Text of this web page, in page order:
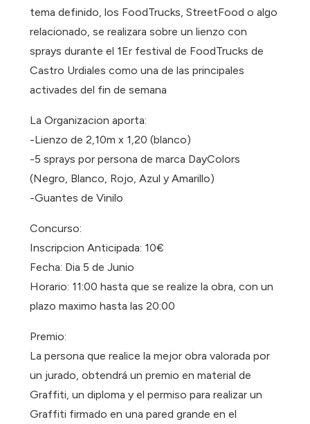
tema definido, los FoodTrucks, StreetFood o algo
relacionado, se realizara sobre un lienzo con
sprays durante el 1Er festival de FoodTrucks de
Castro Urdiales como una de las principales
activades del fin de semana
La Organizacion aporta:
-Lienzo de 2,10m x 1,20 (blanco)
-5 sprays por persona de marca DayColors
(Negro, Blanco, Rojo, Azul y Amarillo)
-Guantes de Vinilo
Concurso:
Inscripcion Anticipada: 10€
Fecha: Dia 5 de Junio
Horario: 11:00 hasta que se realize la obra, con un
plazo maximo hasta las 20:00
Premio:
La persona que realice la mejor obra valorada por
un jurado, obtendrá un premio en material de
Graffiti, un diploma y el permiso para realizar un
Graffiti firmado en una pared grande en el